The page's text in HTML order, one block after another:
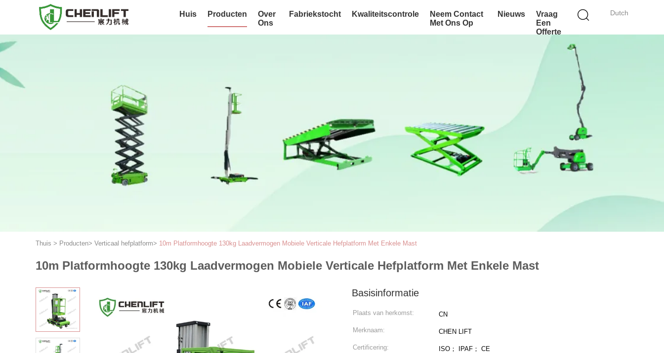
Dutch
Huis Producten
Over
Ons
Fabriekstocht Kwaliteitscontrole
Neem Contact
Met Ons Op
Nieuws
Vraag
Een
Offerte
Thuis > Producten> Verticaal hefplatform> 10m Platformhoogte 130kg Laadvermogen Mobiele Verticale Hefplatform Met Enkele Mast
10m Platformhoogte 130kg Laadvermogen Mobiele Verticale Hefplatform Met Enkele Mast
Basisinformatie
Plaats van herkomst: CN
Merknaam: CHEN LIFT
Certificering: ISO； IPAF； CE